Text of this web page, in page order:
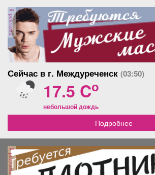
реклама
Сейчас в г. Междуреченск (03:50)
17.5 Co
небольшой дождь
Подробнее
реклама